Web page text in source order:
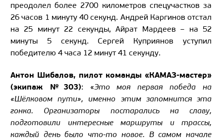
преодолел более 2700 километров спецучастков за
26 часов 1 минуту 40 секунд. Андрей Каргинов отстал
на 25 минут 22 секунды, Айрат Мардеев – на 52
минуты 5 секунд. Сергей Куприянов уступил
победителю 4 часа 12 минут 41 секунду.
Антон Шибалов, пилот команды «КАМАЗ-мастер»
(экипаж №303): «Это моя первая победа на
«Шёлковом пути», именно этим запомнится эта
гонка. Организаторы постарались на славу,
подготовили интересные маршруты и трассы,
каждый день было что-то новое. В самом начале